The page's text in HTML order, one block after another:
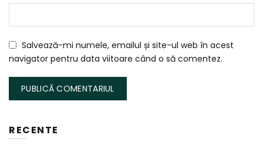
Salvează-mi numele, emailul și site-ul web în acest
navigator pentru data viitoare când o să comentez.
RECENTE